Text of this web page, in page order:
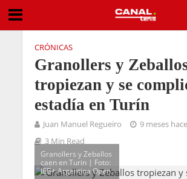
CRÓNICAS
Granollers y
tropiezan y se
estadía en Turín
Juan Manuel Regueiro
9 meses hace
3 Min Read
Granollers y Zeballos
caen en Turin | Foto:
IEB+ Argentina Open